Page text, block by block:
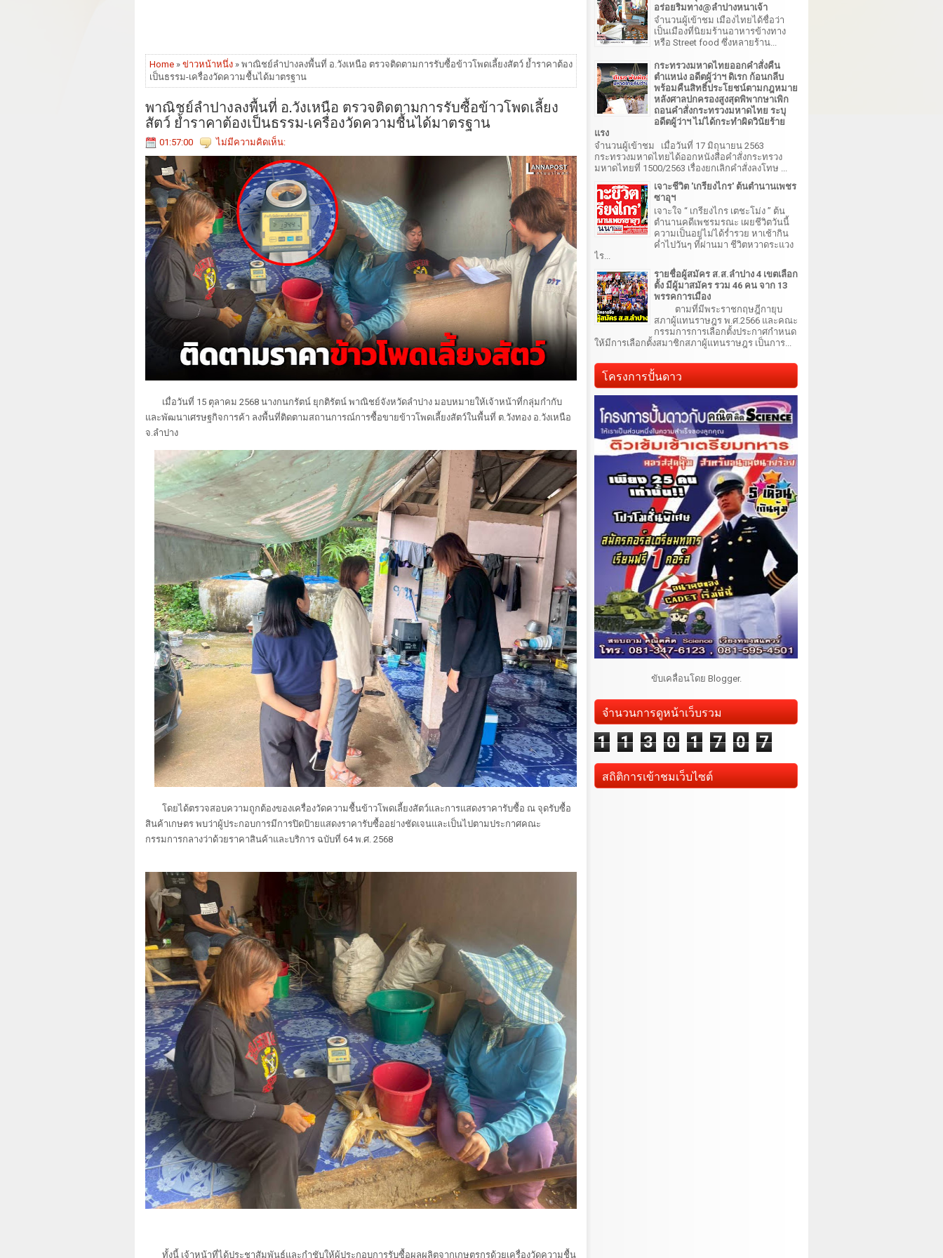
Home » ข่าวหน้าหนึ่ง » พาณิชย์ลำปางลงพื้นที่ อ.วังเหนือ ตรวจติดตามการรับซื้อข้าวโพดเลี้ยงสัตว์ ย้ำราคาต้อง
เป็นธรรม-เครื่องวัดความชื้นได้มาตรฐาน
พาณิชย์ลำปางลงพื้นที่ อ.วังเหนือ ตรวจติดตามการรับซื้อข้าวโพดเลี้ยง
สัตว์ ย้ำราคาต้องเป็นธรรม-เครื่องวัดความชื้นได้มาตรฐาน
01:57:00 ไม่มีความคิดเห็น:
เมื่อวันที่ 15 ตุลาคม 2568 นางกนกรัตน์ ยุกติรัตน์ พาณิชย์จังหวัดลำปาง มอบหมายให้เจ้าหน้าที่กลุ่มกำกับ
และพัฒนาเศรษฐกิจการค้า ลงพื้นที่ติดตามสถานการณ์การซื้อขายข้าวโพดเลี้ยงสัตว์ในพื้นที่ ต.วังทอง อ.วังเหนือ
จ.ลำปาง
โดยได้ตรวจสอบความถูกต้องของเครื่องวัดความชื้นข้าวโพดเลี้ยงสัตว์และการแสดงราคารับซื้อ ณ จุดรับซื้อ
สินค้าเกษตร พบว่าผู้ประกอบการมีการปิดป้ายแสดงราคารับซื้ออย่างชัดเจนและเป็นไปตามประกาศคณะ
กรรมการกลางว่าด้วยราคาสินค้าและบริการ ฉบับที่ 64 พ.ศ. 2568
ทั้งนี้ เจ้าหน้าที่ได้ประชาสัมพันธ์และกำชับให้ผู้ประกอบการรับซื้อผลผลิตจากเกษตรกรด้วยเครื่องวัดความชื้น
อร่อยริมทาง@ลำปางหนาเจ้า
จำนวนผู้เข้าชม เมืองไทยได้ชื่อว่า
เป็นเมืองที่นิยมร้านอาหารข้างทาง
หรือ Street food ซึ่งหลายร้าน...
กระทรวงมหาดไทยออกคำสั่งคืน
ตำแหน่ง อดีตผู้ว่าฯ ดิเรก ก้อนกลีบ
พร้อมคืนสิทธิ์ประโยชน์ตามกฎหมาย
หลังศาลปกครองสูงสุดพิพากษาเพิก
ถอนคำสั่งกระทรวงมหาดไทย ระบุ
อดีตผู้ว่าฯ ไม่ได้กระทำผิดวินัยร้าย
แรง
จำนวนผู้เข้าชม เมื่อวันที่ 17 มิถุนายน 2563
กระทรวงมหาดไทยได้ออกหนังสือคำสั่งกระทรวง
มหาดไทยที่ 1500/2563 เรื่องยกเลิกคำสั่งลงโทษ ...
เจาะชีวิต 'เกรียงไกร' ต้นตำนานเพชร
ซาอุฯ
เจาะใจ “ เกรียงไกร เตชะโม่ง ” ต้น
ตำนานคดีเพชรมรณะ เผยชีวิตวันนี้
ความเป็นอยู่ไม่ได้ร่ำรวย หาเช้ากิน
ค่ำไปวันๆ ที่ผ่านมา ชีวิตหวาดระแวง
ไร...
รายชื่อผู้สมัคร ส.ส.ลำปาง 4 เขตเลือก
ตั้ง มีผู้มาสมัคร รวม 46 คน จาก 13
พรรคการเมือง
ตามที่มีพระราชกฤษฎีกายุบ
สภาผู้แทนราษฎร พ.ศ.2566 และคณะ
กรรมการการเลือกตั้งประกาศกำหนด
ให้มีการเลือกตั้งสมาชิกสภาผู้แทนราษฎร เป็นการ...
โครงการปั้นดาว
ขับเคลื่อนโดย Blogger.
จำนวนการดูหน้าเว็บรวม
1 1 3 0 1 7 0 7
สถิติการเข้าชมเว็บไซต์